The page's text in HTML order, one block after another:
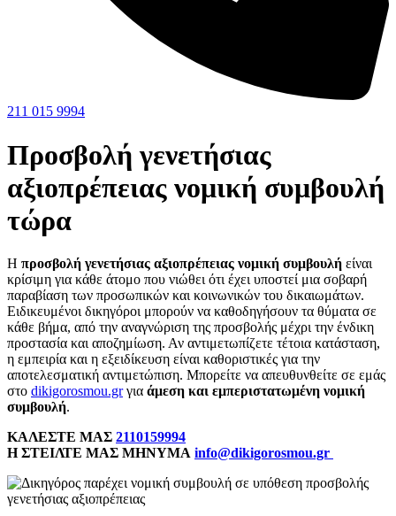
211 015 9994
Προσβολή γενετήσιας
αξιοπρέπειας νομική συμβουλή
τώρα
Η προσβολή γενετήσιας αξιοπρέπειας νομική συμβουλή είναι
κρίσιμη για κάθε άτομο που νιώθει ότι έχει υποστεί μια σοβαρή
παραβίαση των προσωπικών και κοινωνικών του δικαιωμάτων.
Ειδικευμένοι δικηγόροι μπορούν να καθοδηγήσουν τα θύματα σε
κάθε βήμα, από την αναγνώριση της προσβολής μέχρι την ένδικη
προστασία και αποζημίωση. Αν αντιμετωπίζετε τέτοια κατάσταση,
η εμπειρία και η εξειδίκευση είναι καθοριστικές για την
αποτελεσματική αντιμετώπιση. Μπορείτε να απευθυνθείτε σε εμάς
στο dikigorosmou.grγια άμεση και εμπεριστατωμένη νομική
συμβουλή.
ΚΑΛΕΣΤΕ ΜΑΣ 2110159994
Η ΣΤΕΙΛΤΕ ΜΑΣ ΜΗΝΥΜΑ info@dikigorosmou.gr